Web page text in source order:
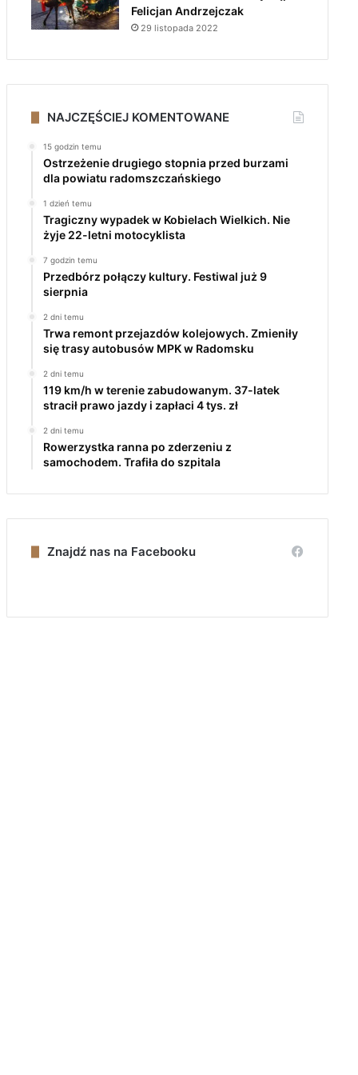
Felicjan Andrzejczak
29 listopada 2022
NAJCZĘŚCIEJ KOMENTOWANE
15 godzin temu
Ostrzeżenie drugiego stopnia przed burzami
dla powiatu radomszczańskiego
1 dzień temu
Tragiczny wypadek w Kobielach Wielkich. Nie
żyje 22-letni motocyklista
7 godzin temu
Przedbórz połączy kultury. Festiwal już 9
sierpnia
2 dni temu
Trwa remont przejazdów kolejowych. Zmieniły
się trasy autobusów MPK w Radomsku
2 dni temu
119 km/h w terenie zabudowanym. 37-latek
stracił prawo jazdy i zapłaci 4 tys. zł
2 dni temu
Rowerzystka ranna po zderzeniu z
samochodem. Trafiła do szpitala
Znajdź nas na Facebooku